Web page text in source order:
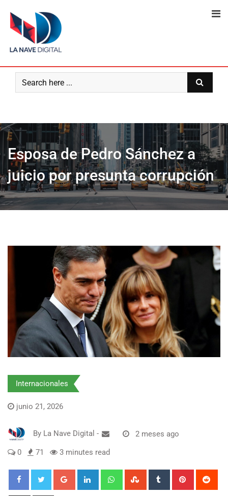
content
Esposa de Pedro Sánchez a
juicio por presunta corrupción
Internacionales
junio 21, 2026
By La Nave Digital - 2 meses ago
0 71 3 minutes read
Google+ LinkedIn WhatsappStumbleUpon
Tumblr Pinterest